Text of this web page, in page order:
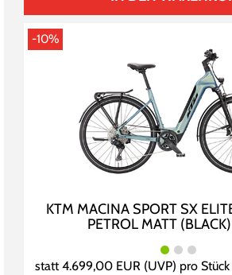
-10%
KTM MACINA SPORT SX
PETROL MATT
statt4.699,00 EUR(UVP) pro